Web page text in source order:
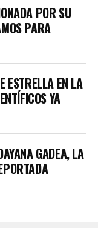
POR SU
PARA
ESTRELLA EN LA
YA
GADEA, LA